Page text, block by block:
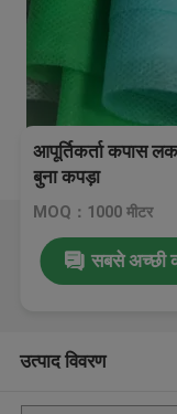
आपूर्तिकर्ता कपास
बुना कपड़ा
MOQ：1000 मीटर
सबसे अच्छी
उत्पाद विवरण